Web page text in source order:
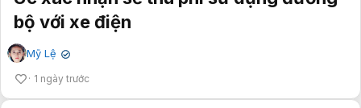
bộ với xe điện
Mỹ Lệ ✔
1 ngày trước